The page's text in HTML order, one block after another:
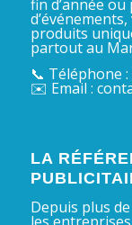
fin d’année
produits
partout au
📞 Téléphone
✉️ Email :
LA
Depuis plus